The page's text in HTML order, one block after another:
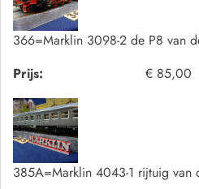
366=Marklin 3098-2 de P8 van
Prijs:
€ 85,00
385A=Marklin 4043-1 rijtuig van